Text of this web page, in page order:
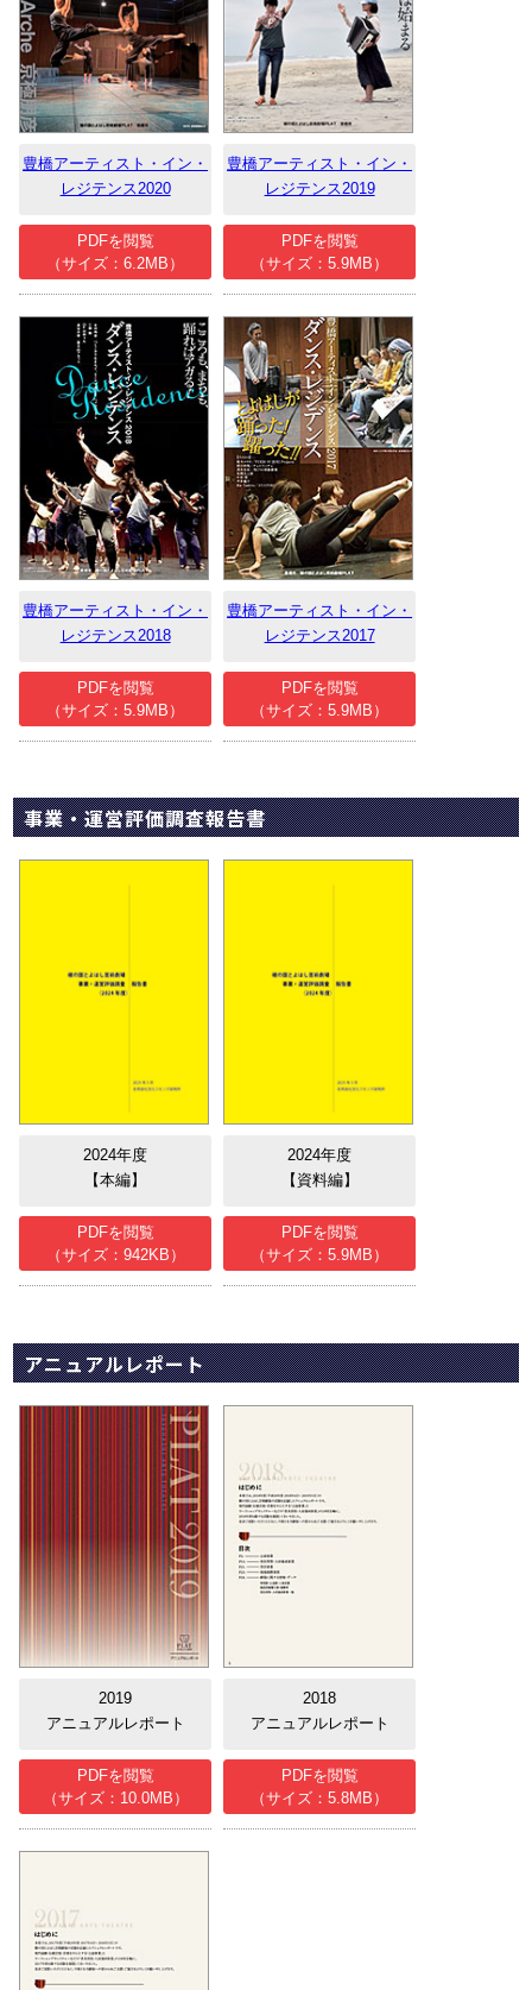
豊橋アーティスト・イン・
レジテンス2020
PDFを閲覧
（サイズ：6.2MB）
豊橋アーティスト・イン・
レジテンス2019
PDFを閲覧
（サイズ：5.9MB）
豊橋アーティスト・イン・
レジテンス2018
PDFを閲覧
（サイズ：5.9MB）
豊橋アーティスト・イン・
レジテンス2017
PDFを閲覧
（サイズ：5.9MB）
事業・運営評価調査報告書
2024年度
【本編】
PDFを閲覧
（サイズ：942KB）
2024年度
【資料編】
PDFを閲覧
（サイズ：5.9MB）
アニュアルレポート
2019
アニュアルレポート
PDFを閲覧
（サイズ：10.0MB）
2018
アニュアルレポート
PDFを閲覧
（サイズ：5.8MB）